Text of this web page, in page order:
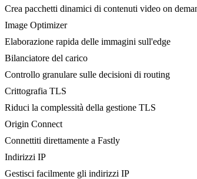
Crea pacchetti dinamici di contenuti video on
Image Optimizer
Elaborazione rapida delle immagini sull'edge
Bilanciatore del carico
Controllo granulare sulle decisioni di routing
Crittografia TLS
Riduci la complessità della gestione TLS
Origin Connect
Connettiti direttamente a Fastly
Indirizzi IP
Gestisci facilmente gli indirizzi IP